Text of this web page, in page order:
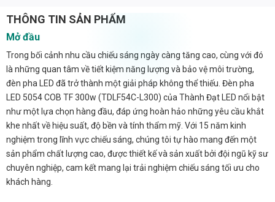
THÔNG TIN SẢN PHẨM
Mở đầu
Trong bối cảnh nhu cầu chiếu sáng ngày càng tăng cao, cùng với đó
là những quan tâm về tiết kiệm năng lượng và bảo vệ môi trường,
đèn pha LED đã trở thành một giải pháp không thể thiếu. Đèn pha
LED 5054 COB TF 300w (TDLF54C-L300) của Thành Đạt LED nổi bật
như một lựa chọn hàng đầu, đáp ứng hoàn hảo những yêu cầu khắt
khe nhất về hiệu suất, độ bền và tính thẩm mỹ. Với 15 năm kinh
nghiệm trong lĩnh vực chiếu sáng, chúng tôi tự hào mang đến một
sản phẩm chất lượng cao, được thiết kế và sản xuất bởi đội ngũ kỹ sư
chuyên nghiệp, cam kết mang lại trải nghiệm chiếu sáng tối ưu cho
khách hàng.